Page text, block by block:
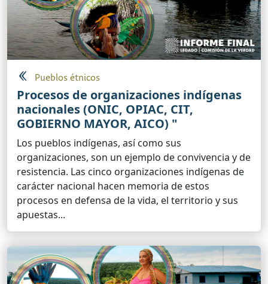
Pueblos étnicos
Procesos de organizaciones indígenas
nacionales (ONIC, OPIAC, CIT,
GOBIERNO MAYOR, AICO) "
Los pueblos indígenas, así como sus
organizaciones, son un ejemplo de convivencia y de
resistencia. Las cinco organizaciones indígenas de
carácter nacional hacen memoria de estos
procesos en defensa de la vida, el territorio y sus
apuestas...